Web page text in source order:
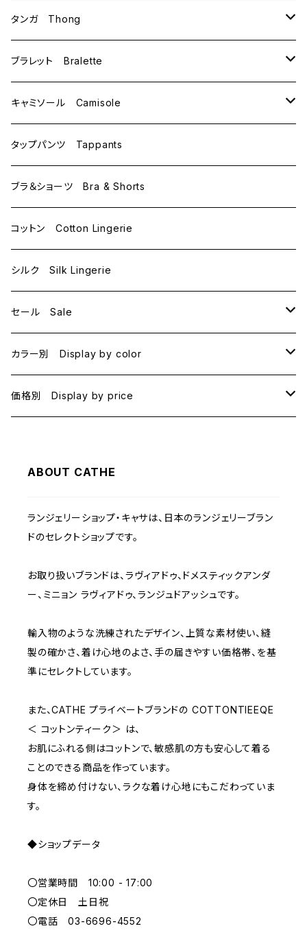
B75
C65
C70
C75
D65
D70
E70
M
L
タンガ Thong
M
ブラレット Bralette
M
L
キャミソール Camisole
M
L
タップパンツ Tappants
ブラ＆ショーツ Bra & Shorts
コットン Cotton Lingerie
シルク Silk Lingerie
セール Sale
B70
B75
C70
C75
E70
カラー別 Display by color
BLACK
BEIGE
NAVY
YELLOW
PURPLE
BLUE
ORANGE
GRAY
価格別 Display by price
1000~
2000~
5000~
ABOUT CATHE
ランジェリーショップ・キャサは、日本のランジェリーブラン
ドのセレクトショップです。
お取り扱いブランドは、ラヴィアドゥ、ドメスティックアンダ
ー、ミニョン ラヴィアドゥ、ランジュドアッシュです。
輸入物のような洗練されたデザイン、上質な素材使い、縫
製の確かさ、着け心地のよさ、手の届きやすい価格帯、を基
準にセレクトしています。
また、CATHE プライベートブランドの COTTONTIEEQE
＜ コットンティーク＞ は、
お肌にふれる側はコットンで、敏感肌の方も安心して着る
ことのできる商品を作っています。
身体を締め付けない、ラクな着け心地にもこだわっていま
す。
◆ショップデータ
〇営業時間 10:00 - 17:00
〇定休日 土日祝
〇電話 03-6696-4552